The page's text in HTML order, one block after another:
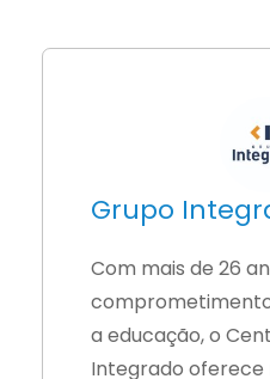
e
Grupo
Com mais de 26
a educação, o
Integrado oferece